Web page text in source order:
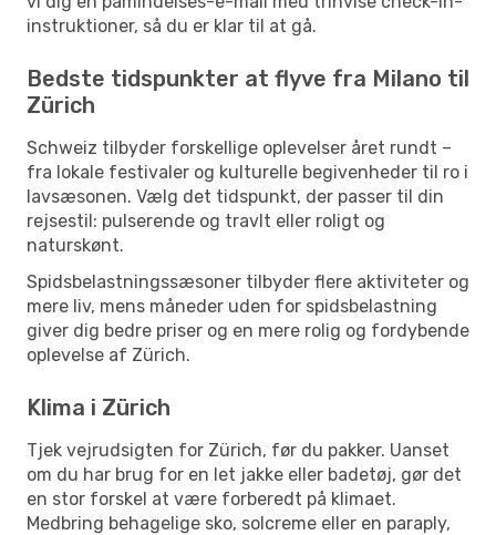
instruktioner, så du er klar til at gå.
Bedste tidspunkter at flyve fra Milano til
Zürich
Schweiz tilbyder forskellige oplevelser året rundt –
fra lokale festivaler og kulturelle begivenheder til ro i
lavsæsonen. Vælg det tidspunkt, der passer til din
rejsestil: pulserende og travlt eller roligt og
naturskønt.
Spidsbelastningssæsoner tilbyder flere aktiviteter og
mere liv, mens måneder uden for spidsbelastning
giver dig bedre priser og en mere rolig og fordybende
oplevelse af Zürich.
Klima i Zürich
Tjek vejrudsigten for Zürich, før du pakker. Uanset
om du har brug for en let jakke eller badetøj, gør det
en stor forskel at være forberedt på klimaet.
Medbring behagelige sko, solcreme eller en paraply,